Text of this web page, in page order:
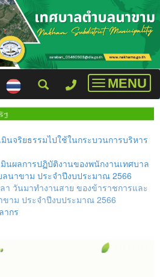
Toggle
MENU
นจริยธรรมไปใช้ในกระบวนการบริหาร
นผลการปฏิบัติงานของพนักงานเทศบาล
นาขาม ประจำปีงบประมาณ 2566
วันมาทำงานสาย ของข้าราชการและ
าม ประจำปีงบประมาณ 2566
ากร